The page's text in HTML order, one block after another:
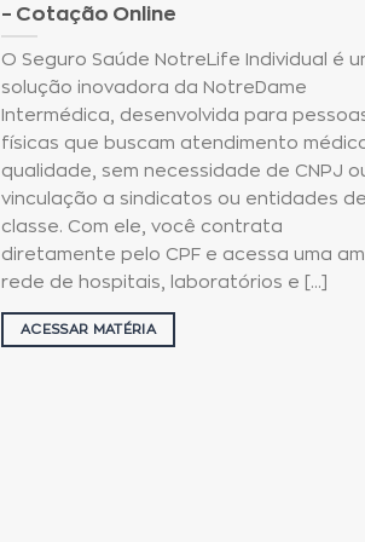
– Cotação Online
O Seguro Saúde NotreLife Individual é
solução inovadora da NotreDame
Intermédica, desenvolvida para
físicas que buscam atendimento
qualidade, sem necessidade de CNPJ
vinculação a sindicatos ou entidades
classe. Com ele, você contrata
diretamente pelo CPF e acessa uma
rede de hospitais, laboratórios e [...]
ACESSAR MATÉRIA